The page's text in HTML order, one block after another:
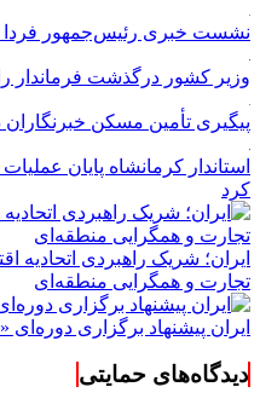
نشست خبری رئیس‌جمهور فردا
وزیر کشور درگذشت فرماندار
پیگیری تأمین مسکن خبرنگاران
استاندار کرمانشاه پایان
کرد
ایران؛ شریک راهبردی اتحادیه
تجارت و همگرایی منطقه‌ای
ایران پیشنهاد برگزاری دوره‌ای
دیدگاه‌های حمایتی